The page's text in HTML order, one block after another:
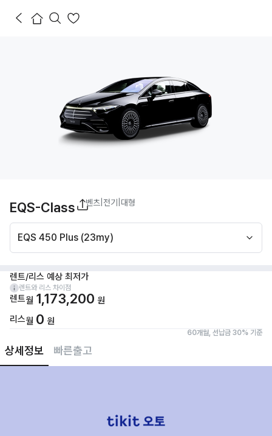
상세정보 빠른출고
EQS-Class 벤츠 전기 대형
EQS 450 Plus (23my)
렌트/리스 예상 최저가
렌트와 리스 차이점
렌트월 1,173,200 원
리스월 0 원
60개월, 선납금 30% 기준